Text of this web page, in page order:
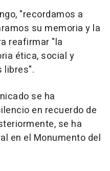
"recordamos a
su memoria y la
reafirmar "la
ética, social y
libres".
se ha
en recuerdo de
se ha
en el Monumento del